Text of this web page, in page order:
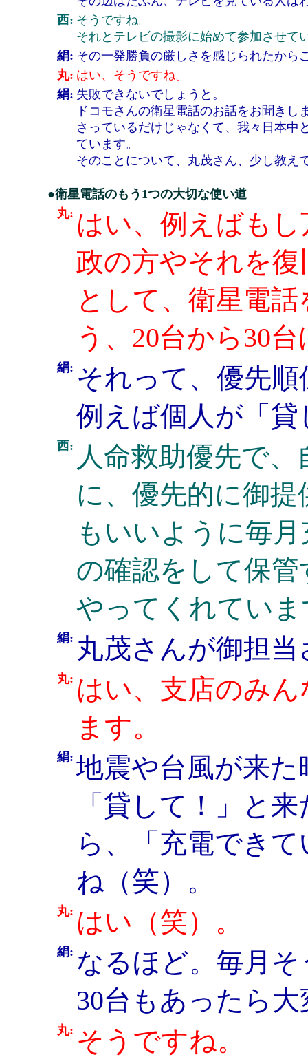
西: そうですね。
それとテレビの撮影に始めて参加させて
絹: その一発勝負の厳しさを感じられたから
丸: はい、そうですね。
絹: 失敗できないでしょうと。
ドコモさんの衛星電話のお話をお聞き
さっているだけじゃなくて、我々日本中
ています。
そのことについて、丸茂さん、少し教え
●衛星電話のもう1つの大切な使い道
丸: はい、例えばも
政の方やそれを
として、衛星電
う、20台から30
絹: それって、優先
例えば個人が「
西: 人命救助優先で
に、優先的に御
もいいように毎
の確認をして保
やってくれてい
絹: 丸茂さんが御担
丸: はい、支店のみ
ます。
絹: 地震や台風が来
「貸して！」と
ら、「充電でき
ね（笑）。
丸: はい（笑）。
絹: なるほど。毎月
30台もあったら
丸: そうですね。